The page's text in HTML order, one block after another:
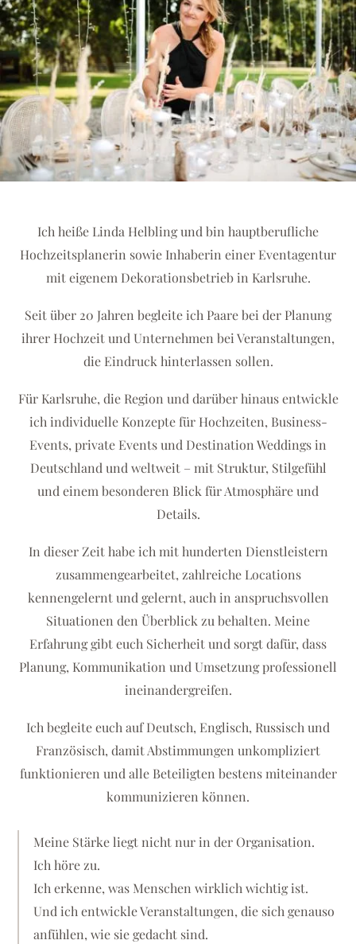
Ich heiße Linda Helbling und bin hauptberufliche
Hochzeitsplanerin sowie Inhaberin einer Eventagentur
mit eigenem Dekorationsbetrieb in Karlsruhe.
Seit über 20 Jahren begleite ich Paare bei der Planung
ihrer Hochzeit und Unternehmen bei Veranstaltungen,
die Eindruck hinterlassen sollen.
Für Karlsruhe, die Region und darüber hinaus entwickle
ich individuelle Konzepte für Hochzeiten, Business-
Events, private Events und Destination Weddings in
Deutschland und weltweit – mit Struktur, Stilgefühl
und einem besonderen Blick für Atmosphäre und
Details.
In dieser Zeit habe ich mit hunderten Dienstleistern
zusammengearbeitet, zahlreiche Locations
kennengelernt und gelernt, auch in anspruchsvollen
Situationen den Überblick zu behalten. Meine
Erfahrung gibt euch Sicherheit und sorgt dafür, dass
Planung, Kommunikation und Umsetzung professionell
ineinandergreifen.
Ich begleite euch auf Deutsch, Englisch, Russisch und
Französisch, damit Abstimmungen unkompliziert
funktionieren und alle Beteiligten bestens miteinander
kommunizieren können.
Meine Stärke liegt nicht nur in der Organisation.
Ich höre zu.
Ich erkenne, was Menschen wirklich wichtig ist.
Und ich entwickle Veranstaltungen, die sich genauso
anfühlen, wie sie gedacht sind.